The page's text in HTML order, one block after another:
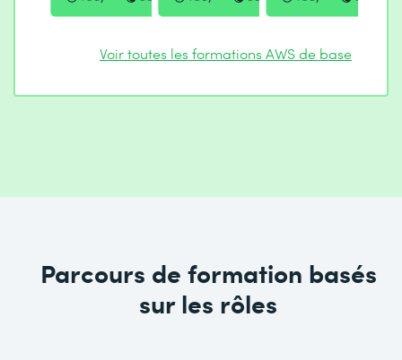
Voir toutes les formations AWS de base
Parcours de formation basés
sur les rôles